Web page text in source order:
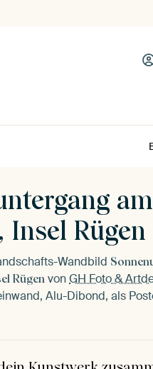
Insel Rügen
Wandbild
Rügen vonGH Foto &
Alu-Dibond, als